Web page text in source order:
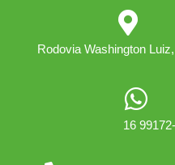
Rodovia Washington
16